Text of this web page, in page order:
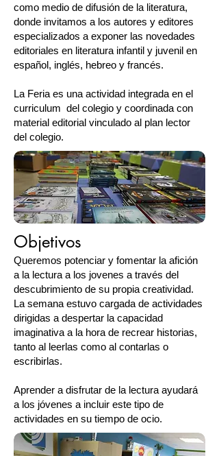
como medio de difusión de la literatura,
donde invitamos a los autores y editores
especializados a exponer las novedades
editoriales en literatura infantil y juvenil en
español, inglés, hebreo y francés.
La Feria es una actividad integrada en el
curriculum del colegio y coordinada con
material editorial vinculado al plan lector
del colegio.
Objetivos
Queremos potenciar y fomentar la afición
a la lectura a los jovenes a través del
descubrimiento de su propia creatividad.
La semana estuvo cargada de actividades
dirigidas a despertar la capacidad
imaginativa a la hora de recrear historias,
tanto al leerlas como al contarlas o
escribirlas.
Aprender a disfrutar de la lectura ayudará
a los jóvenes a incluir este tipo de
actividades en su tiempo de ocio.